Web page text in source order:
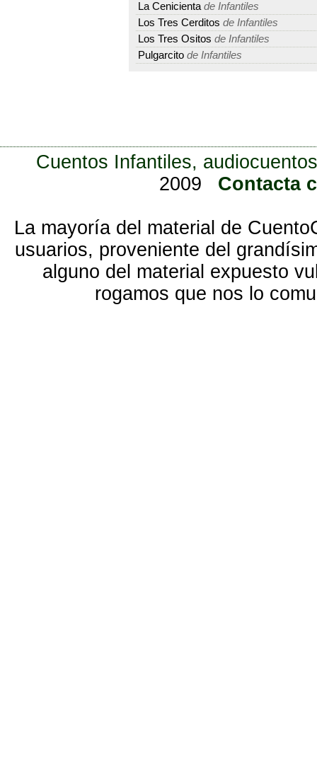
La Cenicienta de Infantiles
Los Tres Cerditos de Infantiles
Los Tres Ositos de Infantiles
Pulgarcito de Infantiles
Cuentos Infantiles,
2009
Contacta
La mayoría del material de
usuarios, proveniente del
alguno del material expuesto
rogamos que nos lo